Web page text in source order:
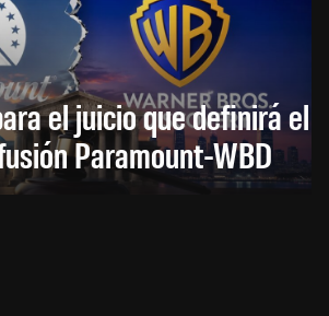
el juicio que definirá el
Paramount-WBD